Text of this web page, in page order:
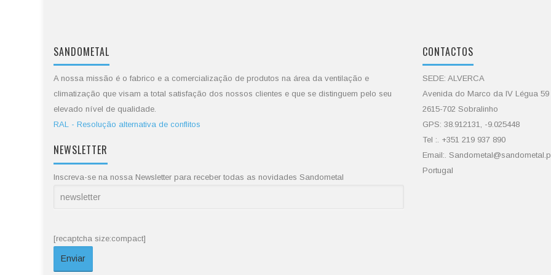
SANDOMETAL
A nossa missão é o fabrico e a comercialização de produtos na área da ventilação e
climatização que visam a total satisfação dos nossos clientes e que se distinguem pelo seu
elevado nível de qualidade.
RAL - Resolução alternativa de conflitos
NEWSLETTER
Inscreva-se na nossa Newsletter para receber todas as novidades Sandometal
[recaptcha size:compact]
CONTACTOS
SEDE: ALVERCA
Avenida do Marco da IV Légua 59
2615-702 Sobralinho
GPS: 38.912131, -9.025448
Tel :. +351 219 937 890
Email:.
Portugal